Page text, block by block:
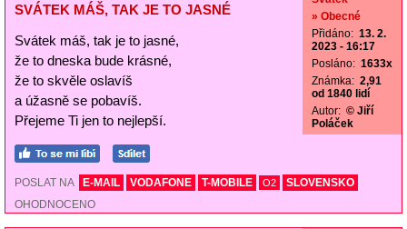
SVÁTEK MÁŠ, TAK JE TO JASNÉ
Svátek máš, tak je to jasné,
že to dneska bude krásné,
že to skvěle oslavíš
a úžasně se pobavíš.
Přejeme Ti jen to nejlepší.
» Obecné
Přidáno: 13. 2.
2023 - 16:17
Posláno: 1633x
Známka: 2,91
od 1840 lidí
Autor: © Jiří
Poláček
POSLAT NA E-MAIL VODAFONE T-MOBILE O2
SLOVENSKO
OHODNOCENO